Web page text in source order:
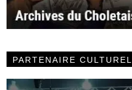
PARTENAIRE CULTUREL